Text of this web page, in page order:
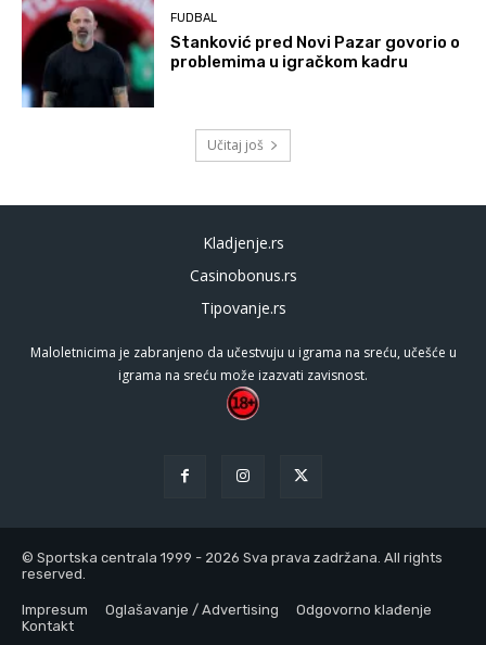
FUDBAL
Stanković pred Novi Pazar govorio o
problemima u igračkom kadru
Učitaj još
Kladjenje.rs
Casinobonus.rs
Tipovanje.rs
Maloletnicima je zabranjeno da učestvuju u igrama na sreću, učešće u
igrama na sreću može izazvati zavisnost.
© Sportska centrala 1999 - 2026 Sva prava zadržana. All rights
reserved.
Impresum Oglašavanje / Advertising
Odgovorno klađenje
Kontakt